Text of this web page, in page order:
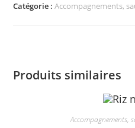
Catégorie :Accompagnements,
Produits similaires
Accompagnements,